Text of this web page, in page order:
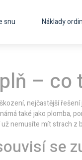
snu Náklady
– co
nejčastější řešení
také jakoplomba,
nemusíte mít strach
se